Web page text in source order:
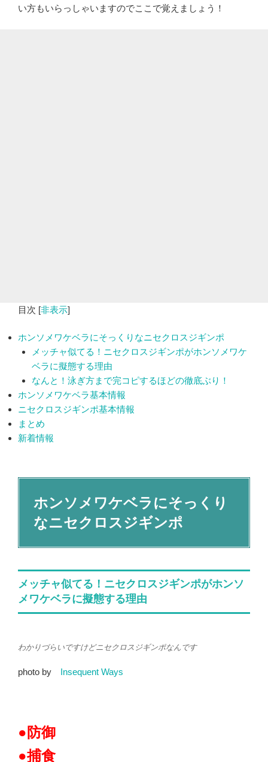
い方もいらっしゃいますのでここで覚えましょう！
目次 [非表示]
ホンソメワケベラにそっくりなニセクロスジギンポ
メッチャ似てる！ニセクロスジギンポがホンソメワケ
ベラに擬態する理由
なんと！泳ぎ方まで完コピするほどの徹底ぶり！
ホンソメワケベラ基本情報
ニセクロスジギンポ基本情報
まとめ
新着情報
ホンソメワケベラにそっくり
なニセクロスジギンポ
メッチャ似てる！ニセクロスジギンポがホンソ
メワケベラに擬態する理由
わかりづらいですけどニセクロスジギンポなんです
photo by Insequent Ways
●防御
●捕食